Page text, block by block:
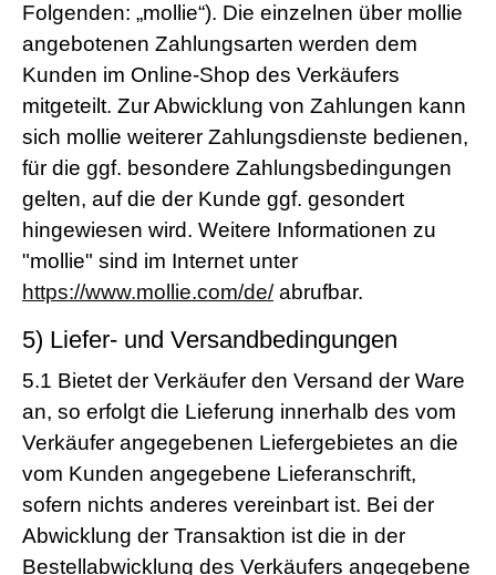
Folgenden: „mollie“). Die einzelnen über mollie
angebotenen Zahlungsarten werden dem
Kunden im Online-Shop des Verkäufers
mitgeteilt. Zur Abwicklung von Zahlungen kann
sich mollie weiterer Zahlungsdienste bedienen,
für die ggf. besondere Zahlungsbedingungen
gelten, auf die der Kunde ggf. gesondert
hingewiesen wird. Weitere Informationen zu
"mollie" sind im Internet unter
https://www.mollie.com/de/abrufbar.
5) Liefer- und Versandbedingungen
5.1 Bietet der Verkäufer den Versand der Ware
an, so erfolgt die Lieferung innerhalb des vom
Verkäufer angegebenen Liefergebietes an die
vom Kunden angegebene Lieferanschrift,
sofern nichts anderes vereinbart ist. Bei der
Abwicklung der Transaktion ist die in der
Bestellabwicklung des Verkäufers angegebene